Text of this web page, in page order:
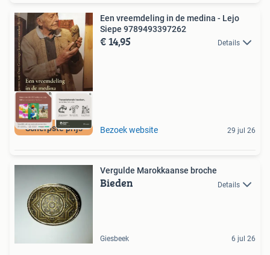
Scherpste prijs
Een vreemdeling in de medina - Lejo
Siepe 9789493397262
€ 14,95 Details
Bezoek website 29 jul 26
Vergulde Marokkaanse broche
Bieden Details
Giesbeek 6 jul 26